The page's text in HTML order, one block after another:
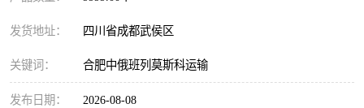
发货地址： 四川省成都武侯区
关键词： 合肥中俄班列莫斯科运输
发布日期： 2026-08-08